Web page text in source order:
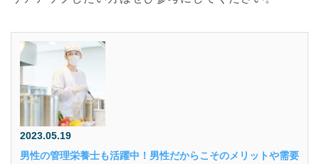
2023.05.19
男性の管理栄養士も活躍中！男性だからこそのメリットや需要